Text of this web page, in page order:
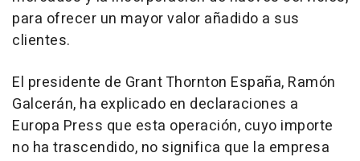
para ofrecer un mayor valor añadido a sus
clientes.
El presidente de Grant Thornton España, Ramón
Galcerán, ha explicado en declaraciones a
Europa Press que esta operación, cuyo importe
no ha trascendido, no significa que la empresa